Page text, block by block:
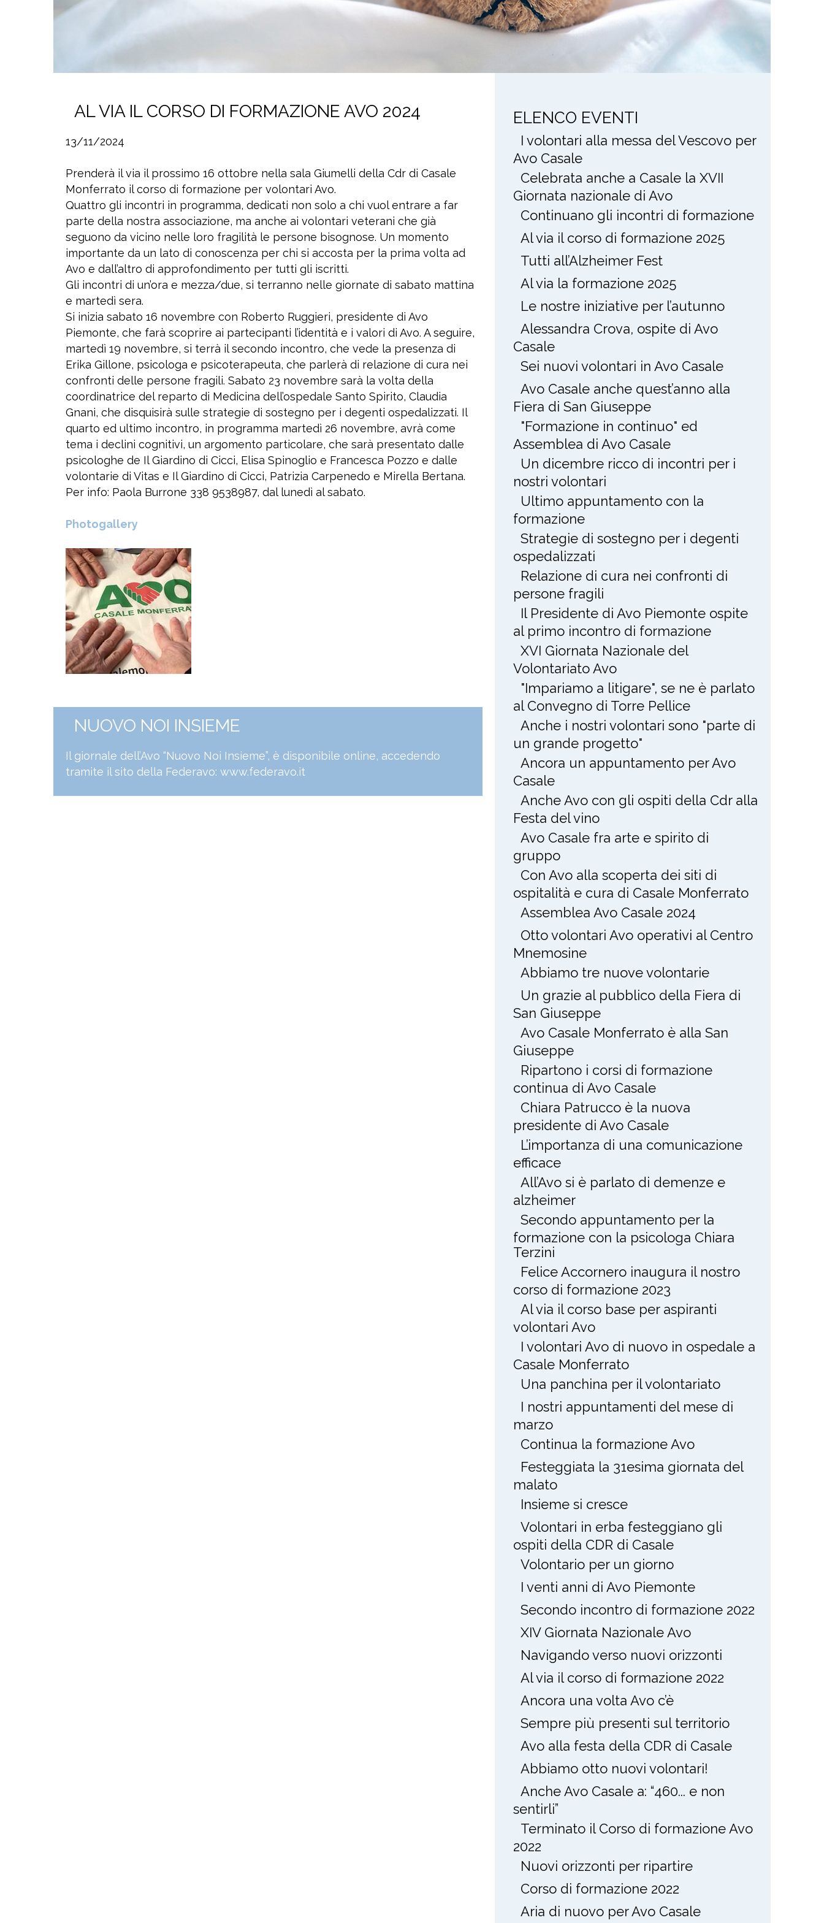
AL VIA IL CORSO DI FORMAZIONE AVO 2024
13/11/2024
Prenderà il via il prossimo 16 ottobre nella sala Giumelli della Cdr di Casale
Monferrato il corso di formazione per volontari Avo.
Quattro gli incontri in programma, dedicati non solo a chi vuol entrare a far
parte della nostra associazione, ma anche ai volontari veterani che già
seguono da vicino nelle loro fragilità le persone bisognose. Un momento
importante da un lato di conoscenza per chi si accosta per la prima volta ad
Avo e dall’altro di approfondimento per tutti gli iscritti.
Gli incontri di un’ora e mezza/due, si terranno nelle giornate di sabato mattina
e martedì sera.
Si inizia sabato 16 novembre con Roberto Ruggieri, presidente di Avo
Piemonte, che farà scoprire ai partecipanti l’identità e i valori di Avo. A seguire,
martedì 19 novembre, si terrà il secondo incontro, che vede la presenza di
Erika Gillone, psicologa e psicoterapeuta, che parlerà di relazione di cura nei
confronti delle persone fragili. Sabato 23 novembre sarà la volta della
coordinatrice del reparto di Medicina dell’ospedale Santo Spirito, Claudia
Gnani, che disquisirà sulle strategie di sostegno per i degenti ospedalizzati. Il
quarto ed ultimo incontro, in programma martedì 26 novembre, avrà come
tema i declini cognitivi, un argomento particolare, che sarà presentato dalle
psicologhe de Il Giardino di Cicci, Elisa Spinoglio e Francesca Pozzo e dalle
volontarie di Vitas e Il Giardino di Cicci, Patrizia Carpenedo e Mirella Bertana.
Per info: Paola Burrone 338 9538987, dal lunedì al sabato.
Photogallery
NUOVO NOI INSIEME
Il giornale dell’Avo “Nuovo Noi Insieme”, è disponibile online, accedendo
tramite il sito della Federavo: www.federavo.it
ELENCO EVENTI
I volontari alla messa del Vescovo per
Avo Casale
Celebrata anche a Casale la XVII
Giornata nazionale di Avo
Continuano gli incontri di formazione
Al via il corso di formazione 2025
Tutti all’Alzheimer Fest
Al via la formazione 2025
Le nostre iniziative per l’autunno
Alessandra Crova, ospite di Avo
Casale
Sei nuovi volontari in Avo Casale
Avo Casale anche quest’anno alla
Fiera di San Giuseppe
"Formazione in continuo" ed
Assemblea di Avo Casale
Un dicembre ricco di incontri per i
nostri volontari
Ultimo appuntamento con la
formazione
Strategie di sostegno per i degenti
ospedalizzati
Relazione di cura nei confronti di
persone fragili
Il Presidente di Avo Piemonte ospite
al primo incontro di formazione
XVI Giornata Nazionale del
Volontariato Avo
"Impariamo a litigare", se ne è parlato
al Convegno di Torre Pellice
Anche i nostri volontari sono "parte di
un grande progetto"
Ancora un appuntamento per Avo
Casale
Anche Avo con gli ospiti della Cdr alla
Festa del vino
Avo Casale fra arte e spirito di
gruppo
Con Avo alla scoperta dei siti di
ospitalità e cura di Casale Monferrato
Assemblea Avo Casale 2024
Otto volontari Avo operativi al Centro
Mnemosine
Abbiamo tre nuove volontarie
Un grazie al pubblico della Fiera di
San Giuseppe
Avo Casale Monferrato è alla San
Giuseppe
Ripartono i corsi di formazione
continua di Avo Casale
Chiara Patrucco è la nuova
presidente di Avo Casale
L’importanza di una comunicazione
efficace
All’Avo si è parlato di demenze e
alzheimer
Secondo appuntamento per la
formazione con la psicologa Chiara
Terzini
Felice Accornero inaugura il nostro
corso di formazione 2023
Al via il corso base per aspiranti
volontari Avo
I volontari Avo di nuovo in ospedale a
Casale Monferrato
Una panchina per il volontariato
I nostri appuntamenti del mese di
marzo
Continua la formazione Avo
Festeggiata la 31esima giornata del
malato
Insieme si cresce
Volontari in erba festeggiano gli
ospiti della CDR di Casale
Volontario per un giorno
I venti anni di Avo Piemonte
Secondo incontro di formazione 2022
XIV Giornata Nazionale Avo
Navigando verso nuovi orizzonti
Al via il corso di formazione 2022
Ancora una volta Avo c’è
Sempre più presenti sul territorio
Avo alla festa della CDR di Casale
Abbiamo otto nuovi volontari!
Anche Avo Casale a: “460... e non
sentirli”
Terminato il Corso di formazione Avo
2022
Nuovi orizzonti per ripartire
Corso di formazione 2022
Aria di nuovo per Avo Casale